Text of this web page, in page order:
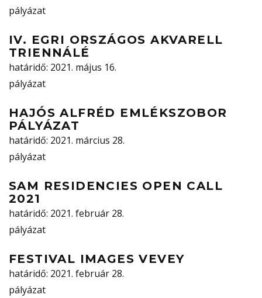
pályázat
IV. EGRI ORSZÁGOS AKVARELL
TRIENNÁLÉ
határidő: 2021. május 16.
pályázat
HAJÓS ALFRÉD EMLÉKSZOBOR
PÁLYÁZAT
határidő: 2021. március 28.
pályázat
SAM RESIDENCIES OPEN CALL
2021
határidő: 2021. február 28.
pályázat
FESTIVAL IMAGES VEVEY
határidő: 2021. február 28.
pályázat